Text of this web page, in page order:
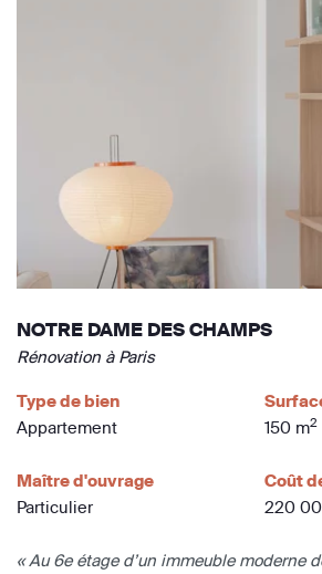
NOTRE DAME DES CHAMPS
Rénovation à Paris
Type de bien
Appartement
150 m2
Maître d'ouvrage
Particulier
Coût
220
« Au 6e étage d’un immeuble moderne